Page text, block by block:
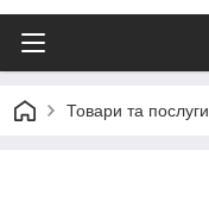
Товари та послуги